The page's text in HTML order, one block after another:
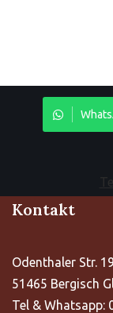
Kontakt
Odenthaler Str. 19
51465 Bergisch
Tel & Whatsapp: